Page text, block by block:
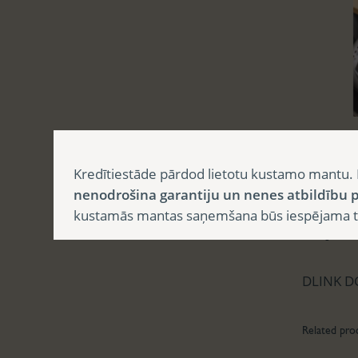
DLINK
Related
Kredītiestāde pārdod lietotu kustamo
nenodrošina garantiju un nenes atbildību
kustamās mantas saņemšana būs